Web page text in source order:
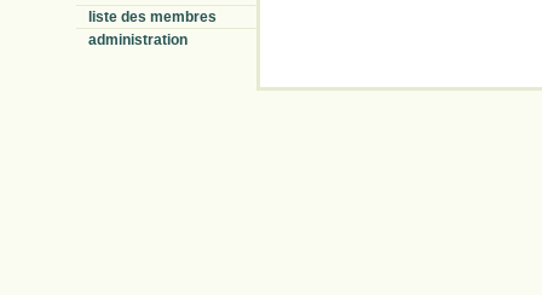
liste des membres
administration